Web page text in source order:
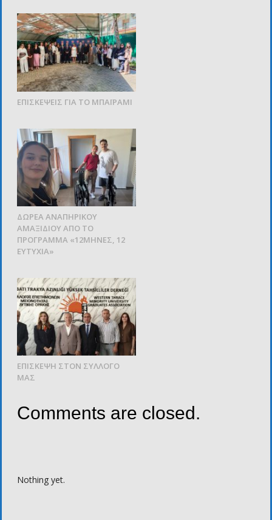
ΕΠΙΣΚΕΨΕΙΣ ΓΙΑ ΤΟ ΜΠΑΪΡΑΜΙ
ΔΩΡΕΑ ΑΝΑΠΗΡΙΚΟΥ
ΑΜΑΞΙΔΙΟΥ ΑΠΟ ΤΟ
ΠΡΟΓΡΑΜΜΑ «12ΜΗΝΕΣ, 12
ΕΥΤΥΧΙΑ»
ΕΠΙΣΚΕΨΗ ΣΤΟΝ ΣΥΛΛΟΓΟ
ΜΑΣ
Comments are closed.
Nothing yet.